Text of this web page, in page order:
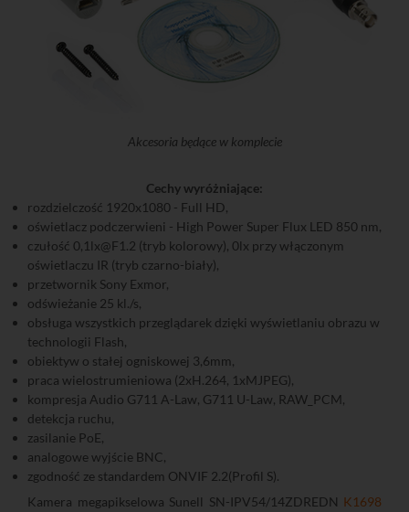
Akcesoria będące w komplecie
Cechy wyróżniające:
rozdzielczość 1920x1080 - Full HD,
oświetlacz podczerwieni - High Power Super Flux LED 850 nm,
czułość 0,1lx@F1.2 (tryb kolorowy), 0lx przy włączonym
oświetlaczu IR (tryb czarno-biały),
przetwornik Sony Exmor,
odświeżanie 25 kl./s,
obsługa wszystkich przeglądarek dzięki wyświetlaniu obrazu w
technologii Flash,
obiektyw o stałej ogniskowej 3,6mm,
praca wielostrumieniowa (2xH.264, 1xMJPEG),
kompresja Audio G711 A-Law, G711 U-Law, RAW_PCM,
detekcja ruchu,
zasilanie PoE,
analogowe wyjście BNC,
zgodność ze standardem ONVIF 2.2(Profil S).
Kamera megapikselowa Sunell SN-IPV54/14ZDREDN K1698